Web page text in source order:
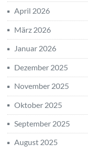
April 2026
März 2026
Januar 2026
Dezember 2025
November 2025
Oktober 2025
September 2025
August 2025